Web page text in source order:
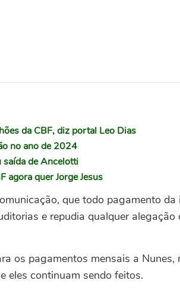
da CBF, diz portal Leo Dias
no ano de 2024
saída de Ancelotti
agora quer Jorge Jesus
que todo pagamento
e repudia qualquer alegação
os pagamentos mensais a Nunes,
eles continuam sendo feitos.